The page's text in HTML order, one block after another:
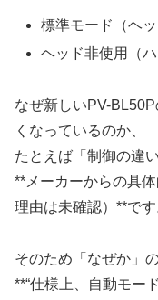
標準モード（ヘ
ヘッド非使用（
なぜ新しいPV-
くなっているのか、
たとえば「制御の違
**メーカーからの具
理由は未確認）**です
そのため「なぜか」
**“仕様上、自動モー